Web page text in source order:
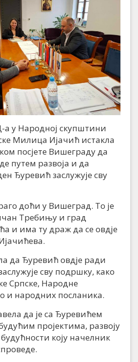
у Народној скупштини
Милица Ијачић истакла
посјете Вишеграду да
путем развоја и да
Ђуревић заслужује сву
доћи у Вишеград. То је
Требињу и град
и има ту драж да се овдје
да Ђуревић овдје ради
сву подршку, како
Српске, Народне
и народних посланика.
да је са Ђуревићем
пројектима, развоју
коју начелник